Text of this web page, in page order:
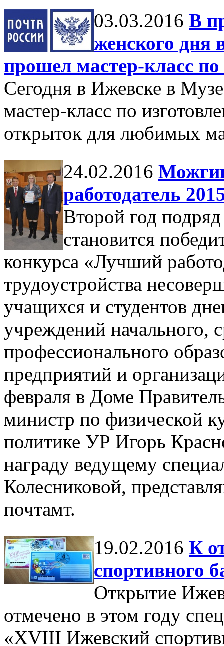
03.03.2016 В
женского дня
прошел мастер-класс
Сегодня в Ижевске в
мастер-класс по
открыток для любимых
24.02.2016
работодатель
Второй год
становится
конкурса «Лучший
трудоустройства
учащихся и студентов
учреждений начального,
профессионального
предприятий и
февраля в Доме
министр по физической
политике УР Игорь
награду ведущему
Колесниковой,
почтамт.
19.02.2016 К
спортивного
Открытие
отмечено в этом году
«XVIII Ижевский